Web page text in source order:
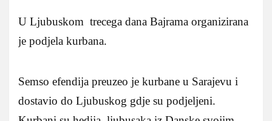
U Ljubuskom trecega dana Bajrama organizirana
je podjela kurbana.
Semso efendija preuzeo je kurbane u Sarajevu i
dostavio do Ljubuskog gdje su podjeljeni.